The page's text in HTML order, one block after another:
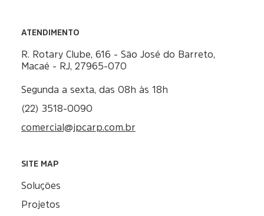
ATENDIMENTO
R. Rotary Clube, 616 - São José do Barreto,
Macaé - RJ, 27965-070
Segunda a sexta, das 08h às 18h
(22) 3518-0090
comercial@jpcarp.com.br
SITE MAP
Soluções
Projetos